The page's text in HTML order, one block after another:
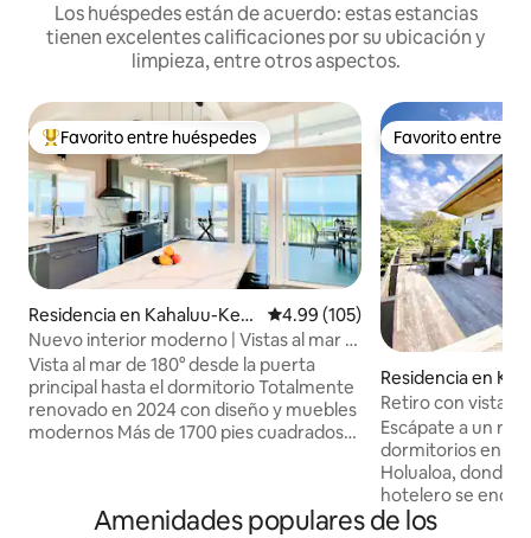
Los huéspedes están de acuerdo: estas estancias
tienen excelentes calificaciones por su ubicación y
limpieza, entre otros aspectos.
De los mejores en Favorito entre huéspedes
Favorito entre huéspedes
Residencia en Kahaluu-Kea
uhou
Calificación promedio: 4.99 de
4.99 (105)
Nuevo interior moderno | Vistas al mar |
Jacuzzi | Terraza en el bosque
Vista al mar de 180° desde la puerta
principal hasta el dormitorio Totalmente
renovado en 2024 con diseño y muebles
modernos Más de 1700 pies cuadrados
incluido el popular esnórquel en Kahaluu.
Favorito entre
Favorito entre
Residencia en
Retiro con vista al
Kona
Escápate a un
dormitorios en 3
Holualoa, donde
hotelero se
la isla. Sube al
Amenidades populares de los